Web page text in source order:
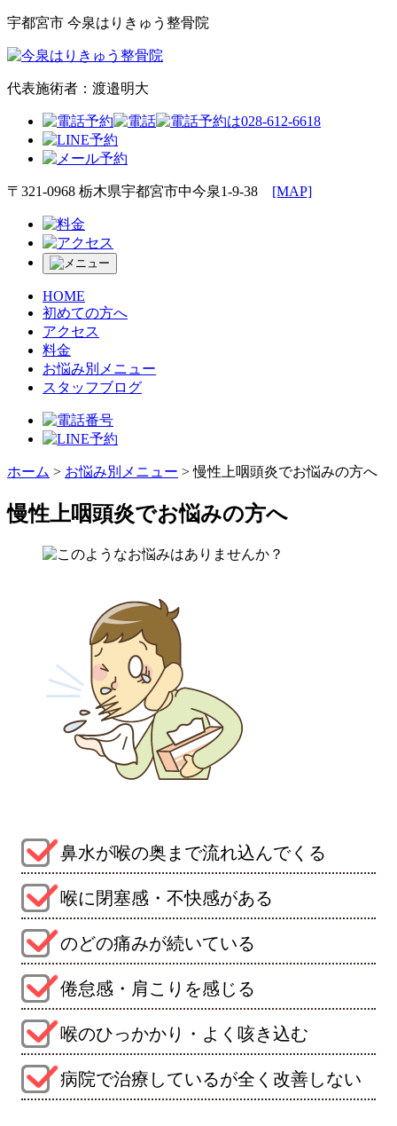
宇都宮市 今泉はりきゅう整骨院
代表施術者：渡邉明大
〒321-0968 栃木県宇都宮市中今泉1-9-38 [MAP]
HOME
初めての方へ
アクセス
料金
お悩み別 メニュー
スタッフブログ
ホーム > お悩み別メニュー >慢性上咽頭炎でお悩みの方へ
慢性上咽頭炎でお悩みの方へ
鼻水が喉の奥まで流れ込んでくる
喉に閉塞感・不快感がある
のどの痛みが続いている
倦怠感・肩こりを感じる
喉のひっかかり・よく咳き込む
病院で治療しているが全く改善しない